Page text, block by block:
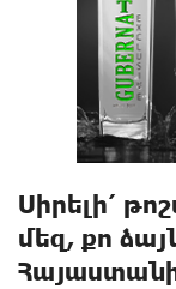
Սիրելի՛
մեզ, քո